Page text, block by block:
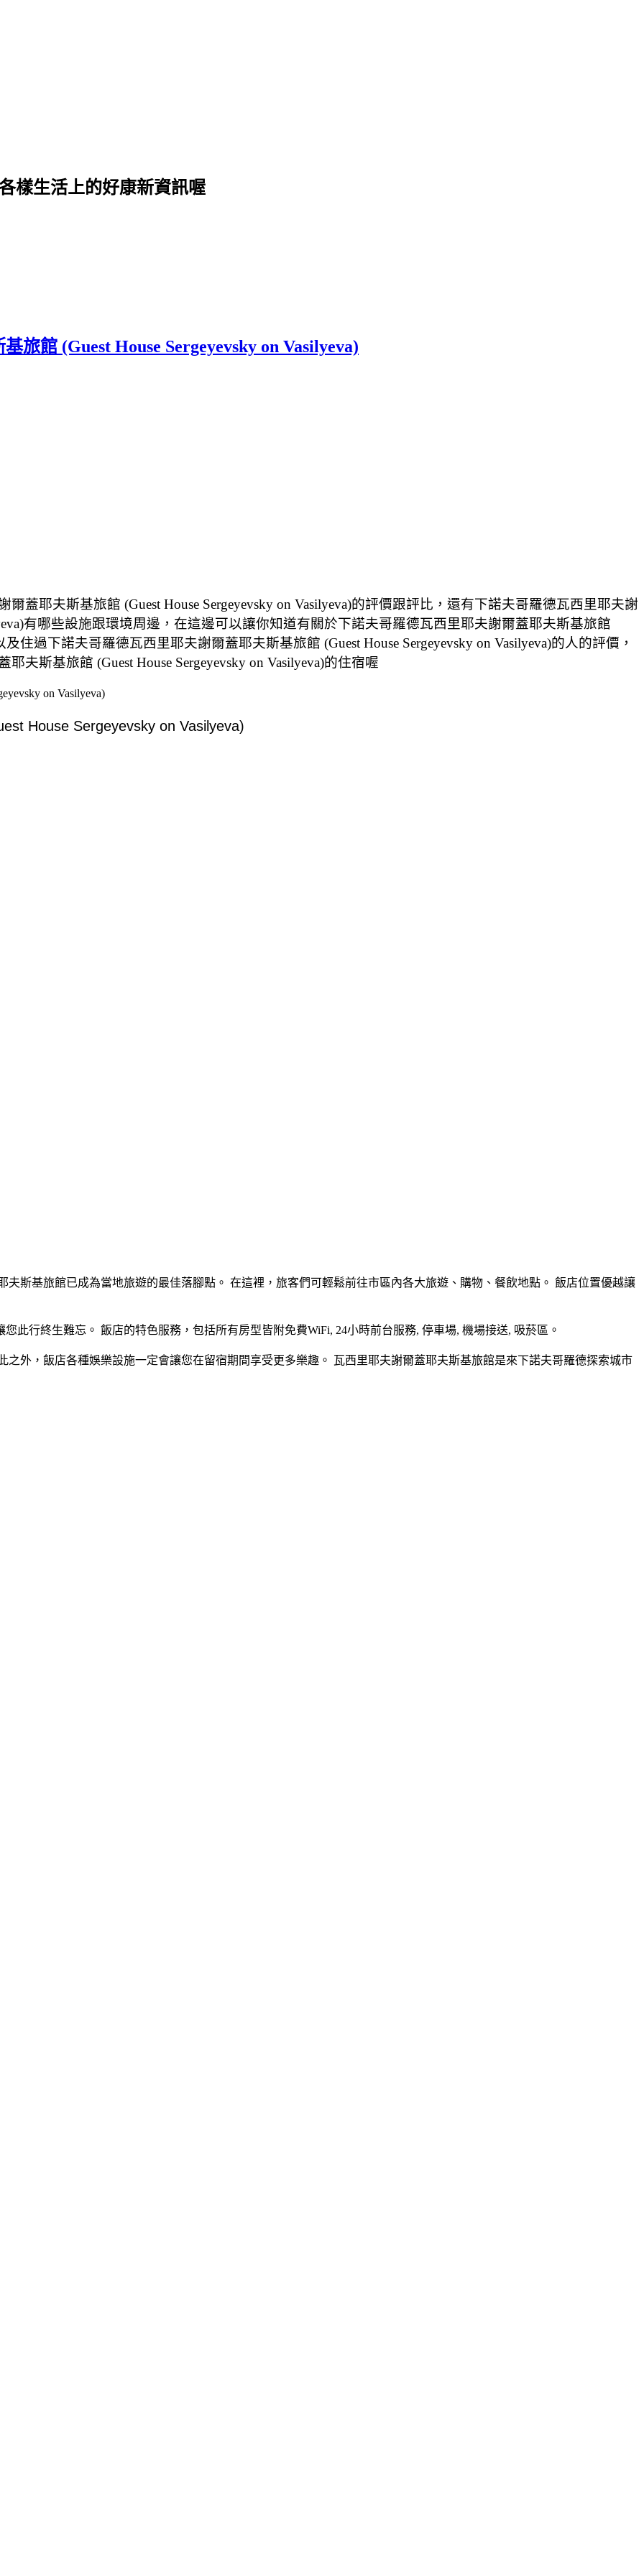
樣生活上的好康新資訊喔
旅館 (Guest House Sergeyevsky on Vasilyeva)
蓋耶夫斯基旅館 (Guest House Sergeyevsky on Vasilyeva)的評價跟評比，還有下諾夫哥羅德瓦西里耶夫謝
有哪些設施跟環境周邊，在這邊可以讓你知道有關於下諾夫哥羅德瓦西里耶夫謝爾蓋耶夫斯基旅館
及住過下諾夫哥羅德瓦西里耶夫謝爾蓋耶夫斯基旅館 (Guest House Sergeyevsky on Vasilyeva)的人的評價，
夫斯基旅館 (Guest House Sergeyevsky on Vasilyeva)的住宿喔
on Vasilyeva)
斯基旅館已成為當地旅遊的最佳落腳點。 在這裡，旅客們可輕鬆前往市區內各大旅遊、購物、餐飲地點。 飯店位置優越讓
此行終生難忘。 飯店的特色服務，包括所有房型皆附免費WiFi, 24小時前台服務, 停車場, 機場接送, 吸菸區。
外，飯店各種娛樂設施一定會讓您在留宿期間享受更多樂趣。 瓦西里耶夫謝爾蓋耶夫斯基旅館是來下諾夫哥羅德探索城市